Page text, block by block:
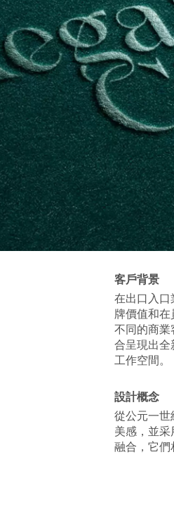
客戶背景
在出口入口
牌價值和
不同的商業
合呈現出全
工作空間。
設計概念
從公元一世
美感，並
融合，它們